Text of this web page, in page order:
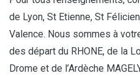
de Lyon, St Etienne, St
Valence. Nous sommes à
des départ du RHONE, de la
Drome et de l’Ardèche